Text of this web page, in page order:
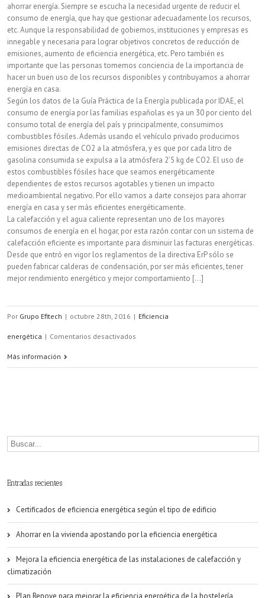
ahorrar energía. Siempre se escucha la necesidad urgente de reducir el
consumo de energía, que hay que gestionar adecuadamente los recursos,
etc. Aunque la responsabilidad de gobiernos, instituciones y empresas es
innegable y necesaria para lograr objetivos concretos de reducción de
emisiones, aumento de eficiencia energética, etc. Pero también es
importante que las personas tomemos conciencia de la importancia de
hacer un buen uso de los recursos disponibles y contribuyamos a ahorrar
energía en casa.
Según los datos de la Guía Práctica de la Energía publicada por IDAE, el
consumo de energía por las familias españolas es ya un 30 por ciento del
consumo total de energía del país y principalmente, consumimos
combustibles fósiles. Además usando el vehículo privado producimos
emisiones directas de CO2 a la atmósfera, y es que por cada litro de
gasolina consumida se expulsa a la atmósfera 2’5 kg de CO2. El uso de
estos combustibles fósiles hace que seamos energéticamente
dependientes de estos recursos agotables y tienen un impacto
medioambiental negativo. Por ello vamos a darte consejos para ahorrar
energía en casa y ser más eficientes energéticamente.
La calefacción y el agua caliente representan uno de los mayores
consumos de energía en el hogar, por esta razón contar con un sistema de
calefacción eficiente es importante para disminuir las facturas energéticas.
Desde que entró en vigor los reglamentos de la directiva ErP sólo se
pueden fabricar calderas de condensación, por ser más eficientes, tener
mejor rendimiento energético y mejor comportamiento [...]
Por Grupo Efitech | octubre 28th, 2016 | Eficiencia
energética | Comentarios desactivados
nuestro
Más información
Entradas recientes
Certificados de eficiencia energética según el tipo de edificio
Ahorrar en la vivienda apostando por la eficiencia energética
Mejora la eficiencia energética de las instalaciones de calefacción y
climatización
Plan Renove para mejorar la eficiencia energética de la hostelería